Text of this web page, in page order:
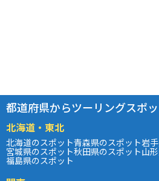
都道府県からツーリングスポ
北海道・東北
北海道のスポット青森県のスポット岩
宮城県のスポット秋田県のスポット山
福島県のスポット